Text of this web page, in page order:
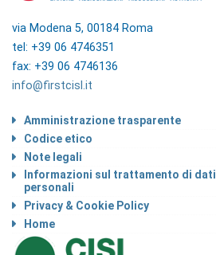
via Modena 5, 00184 Roma
tel: +39 06 4746351
fax: +39 06 4746136
info@firstcisl.it
Amministrazione trasparente
Codice etico
Note legali
Informazioni sul trattamento di dati
personali
Privacy & Cookie Policy
Home